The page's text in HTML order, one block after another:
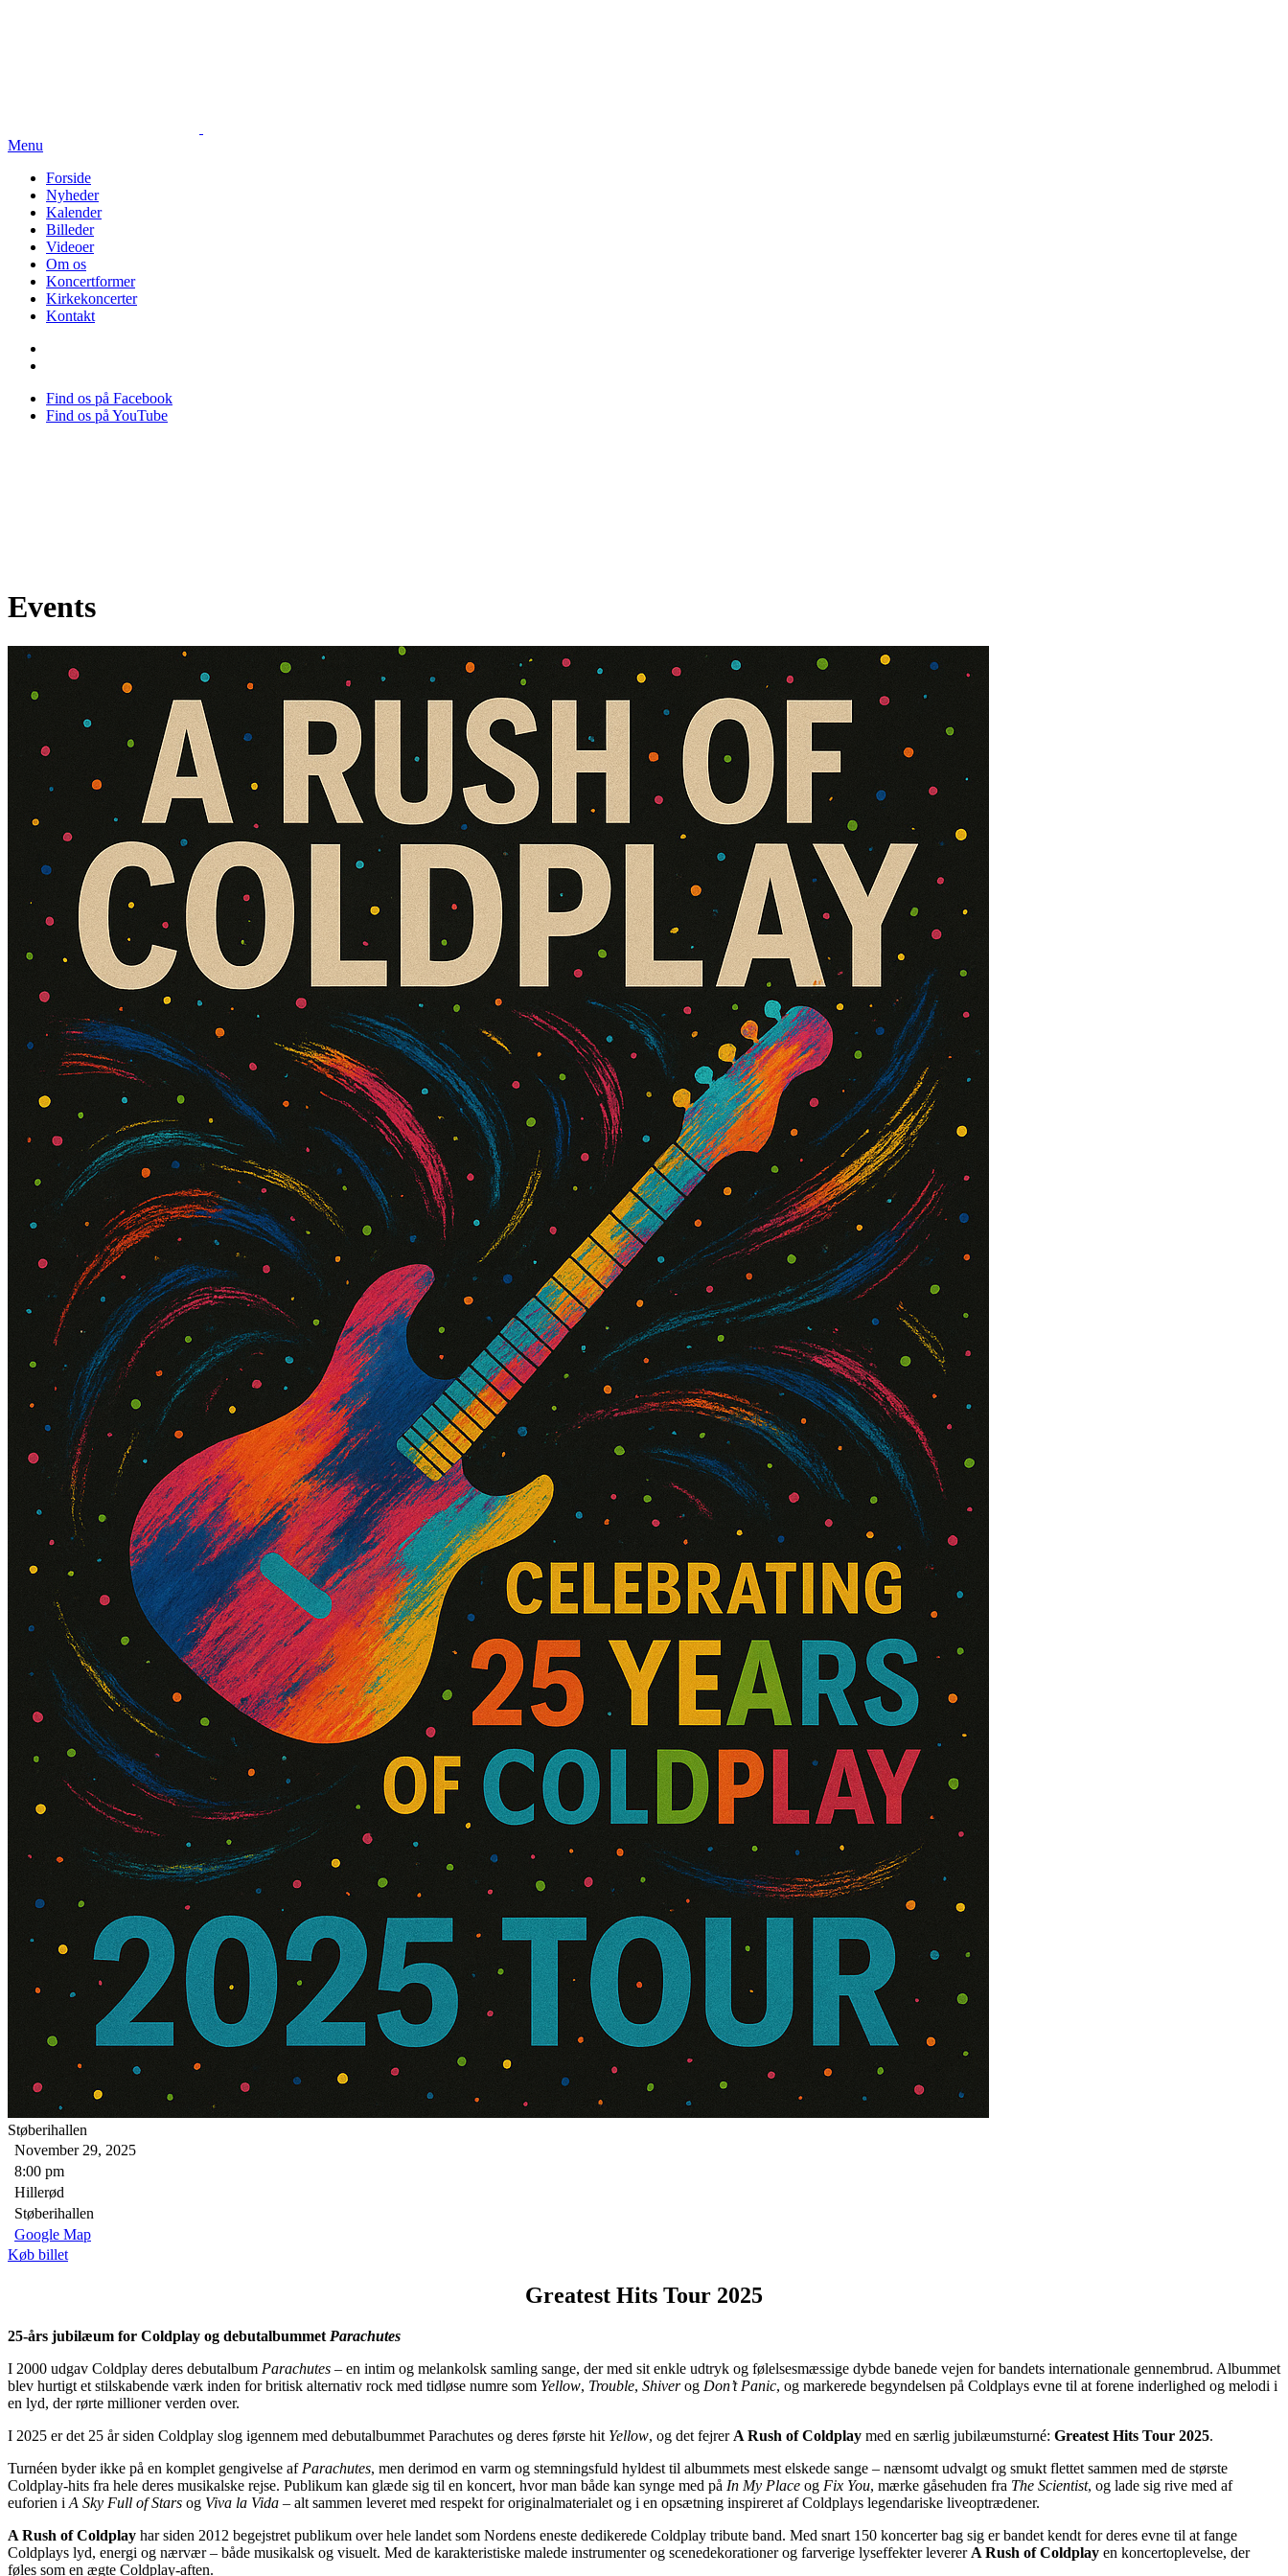
Menu
Forside
Nyheder
Kalender
Billeder
Videoer
Om os
Koncertformer
Kirkekoncerter
Kontakt
Find os på Facebook
Find os på YouTube
Events
Støberihallen
November 29, 2025
8:00 pm
Hillerød
Støberihallen
Google Map
Køb billet
Greatest Hits Tour 2025
25-års jubilæum for Coldplay og debutalbummet Parachutes
I 2000 udgav Coldplay deres debutalbum Parachutes – en intim og melankolsk samling sange, der med sit enkle udtryk og følelsesmæssige dybde banede vejen for bandets internationale gennembrud. Albummet
blev hurtigt et stilskabende værk inden for britisk alternativ rock med tidløse numre som Yellow, Trouble, Shiverog Don’t Panic, og markerede begyndelsen på Coldplays evne til at forene inderlighed og melodi i
en lyd, der rørte millioner verden over.
I 2025 er det 25 år siden Coldplay slog igennem med debutalbummet Parachutes og deres første hit Yellow, og det fejrer A Rush of Coldplay med en særlig jubilæumsturné: Greatest Hits Tour 2025.
Turnéen byder ikke på en komplet gengivelse af Parachutes, men derimod en varm og stemningsfuld hyldest til albummets mest elskede sange – nænsomt udvalgt og smukt flettet sammen med de største
Coldplay-hits fra hele deres musikalske rejse. Publikum kan glæde sig til en koncert, hvor man både kan synge med på In My Place og Fix You, mærke gåsehuden fra The Scientist, og lade sig rive med af
euforien i A Sky Full of Stars og Viva la Vida – alt sammen leveret med respekt for originalmaterialet og i en opsætning inspireret af Coldplays legendariske liveoptrædener.
A Rush of Coldplay har siden 2012 begejstret publikum over hele landet som Nordens eneste dedikerede Coldplay tribute band. Med snart 150 koncerter bag sig er bandet kendt for deres evne til at fange
Coldplays lyd, energi og nærvær – både musikalsk og visuelt. Med de karakteristiske malede instrumenter og scenedekorationer og farverige lyseffekter leverer A Rush of Coldplay en koncertoplevelse, der
føles som en ægte Coldplay-aften.